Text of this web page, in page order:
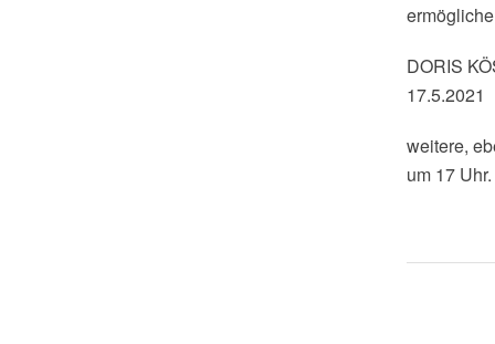
DORIS
17.5.2021
weitere,
um 17 Uhr.